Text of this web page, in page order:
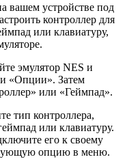
вашем устройстве под
контроллер для
или клавиатуру,
эмулятор NES и
«Опции». Затем
или «Геймпад».
тип контроллера,
или клавиатуру.
его к своему
опцию в меню.